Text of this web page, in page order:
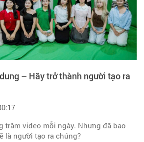
– Hãy trở thành người tạo ra
trăm video mỗi ngày. Nhưng đã bao
là người tạo ra chúng?